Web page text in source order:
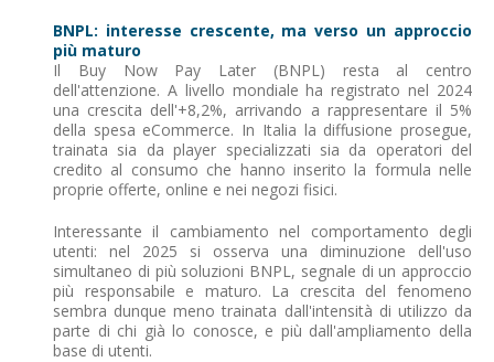
BNPL: interesse crescente, ma verso un approccio
più maturo
Il Buy Now Pay Later (BNPL) resta al centro
dell'attenzione. A livello mondiale ha registrato nel 2024
una crescita dell'+8,2%, arrivando a rappresentare il 5%
della spesa eCommerce. In Italia la diffusione prosegue,
trainata sia da player specializzati sia da operatori del
credito al consumo che hanno inserito la formula nelle
proprie offerte, online e nei negozi fisici.
Interessante il cambiamento nel comportamento degli
utenti: nel 2025 si osserva una diminuzione dell'uso
simultaneo di più soluzioni BNPL, segnale di un approccio
più responsabile e maturo. La crescita del fenomeno
sembra dunque meno trainata dall'intensità di utilizzo da
parte di chi già lo conosce, e più dall'ampliamento della
base di utenti.